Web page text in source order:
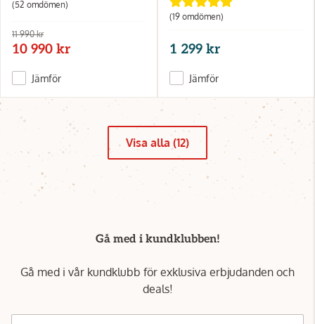
(52 omdömen)
11 990 kr
10 990 kr
Jämför
(19 omdömen)
1 299 kr
Jämför
Visa alla (12)
Gå med i kundklubben!
Gå med i vår kundklubb för exklusiva erbjudanden och
deals!